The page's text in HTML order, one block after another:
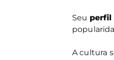
Seu perfil
A cultura